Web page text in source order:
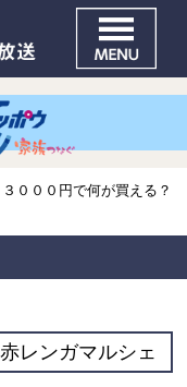
３０００円で何が買える？
レンガマルシェ